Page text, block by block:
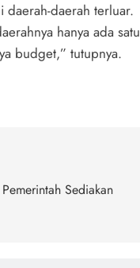
daerah-daerah terluar.
hanya ada satu
budget,” tutupnya.
Sediakan